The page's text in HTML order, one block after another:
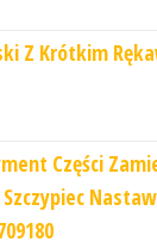
Z Krótkim
Części